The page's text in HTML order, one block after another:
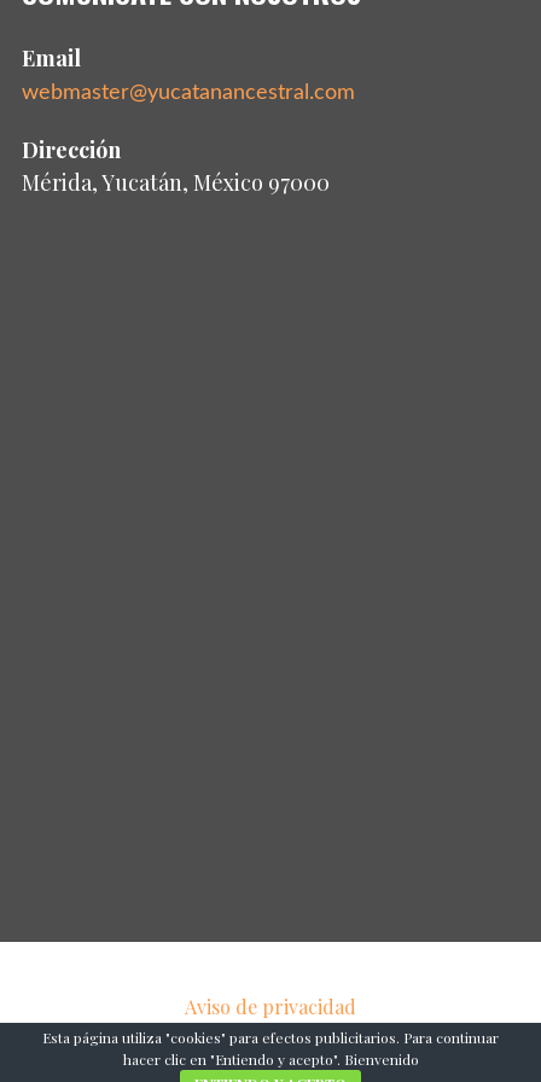
Email
webmaster@yucatanancestral.com
Dirección
Mérida, Yucatán, México 97000
Aviso de privacidad
Copyright © 2026 YUCATANANCESTRAL.COM
Esta página utiliza "cookies" para efectos publicitarios. Para continuar
hacer clic en "Entiendo y acepto". Bienvenido